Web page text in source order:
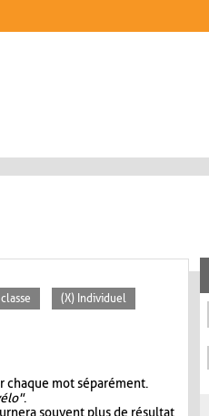
(X) Individuel
chaque mot séparément.
.
souvent plus de résultat